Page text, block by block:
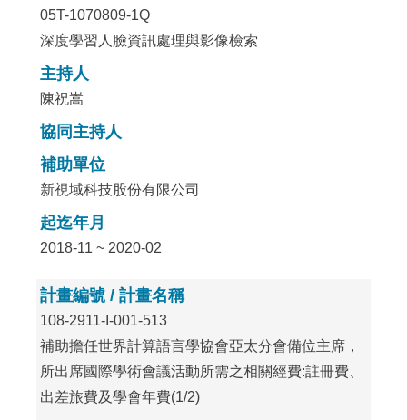
05T-1070809-1Q
深度學習人臉資訊處理與影像檢索
主持人
陳祝嵩
協同主持人
補助單位
新視域科技股份有限公司
起迄年月
2018-11 ~ 2020-02
計畫編號 / 計畫名稱
108-2911-I-001-513
補助擔任世界計算語言學協會亞太分會備位主席，
所出席國際學術會議活動所需之相關經費:註冊費、
出差旅費及學會年費(1/2)